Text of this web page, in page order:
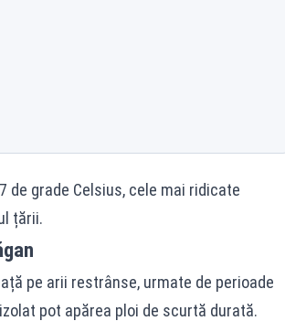
de grade Celsius, cele mai ridicate
țării.
pe arii restrânse, urmate de perioade
pot apărea ploi de scurtă durată.